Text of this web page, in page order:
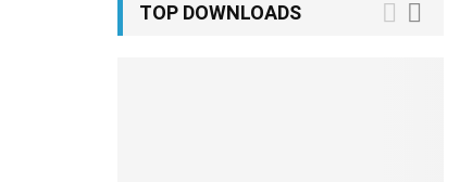
TOP DOWNLOADS